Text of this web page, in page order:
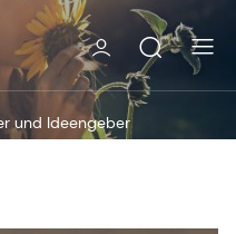
und Ideengeber